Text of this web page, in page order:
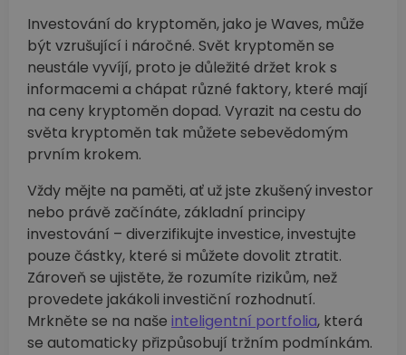
Investování do kryptoměn, jako je Waves, může
být vzrušující i náročné. Svět kryptoměn se
neustále vyvíjí, proto je důležité držet krok s
informacemi a chápat různé faktory, které mají
na ceny kryptoměn dopad. Vyrazit na cestu do
světa kryptoměn tak můžete sebevědomým
prvním krokem.
Vždy mějte na paměti, ať už jste zkušený investor
nebo právě začínáte, základní principy
investování –⁠ diverzifikujte investice, investujte
pouze částky, které si můžete dovolit ztratit.
Zároveň se ujistěte, že rozumíte rizikům, než
provedete jakákoli investiční rozhodnutí.
Mrkněte se na naše inteligentní portfolia, která
se automaticky přizpůsobují tržním podmínkám.